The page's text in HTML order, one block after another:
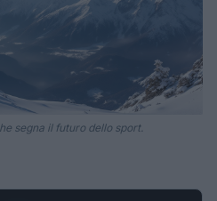
segna il futuro dello sport.